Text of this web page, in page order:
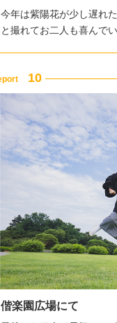
今年は紫陽花が少し遅れ
と撮れてお二人も喜んで
偕楽園広場にて